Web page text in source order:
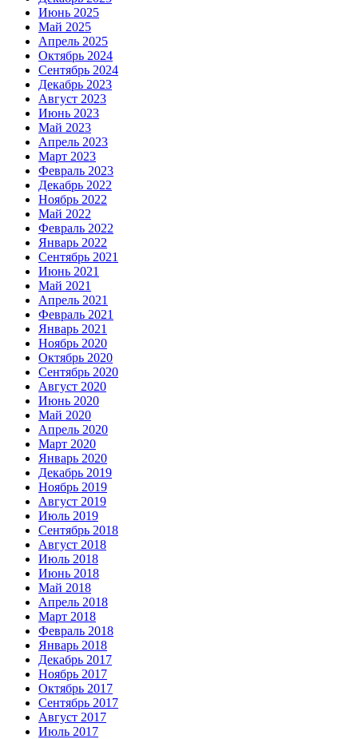
Июнь 2025
Май 2025
Апрель 2025
Октябрь 2024
Сентябрь 2024
Декабрь 2023
Август 2023
Июнь 2023
Май 2023
Апрель 2023
Март 2023
Февраль 2023
Декабрь 2022
Ноябрь 2022
Май 2022
Февраль 2022
Январь 2022
Сентябрь 2021
Июнь 2021
Май 2021
Апрель 2021
Февраль 2021
Январь 2021
Ноябрь 2020
Октябрь 2020
Сентябрь 2020
Август 2020
Июнь 2020
Май 2020
Апрель 2020
Март 2020
Январь 2020
Декабрь 2019
Ноябрь 2019
Август 2019
Июль 2019
Сентябрь 2018
Август 2018
Июль 2018
Июнь 2018
Май 2018
Апрель 2018
Март 2018
Февраль 2018
Январь 2018
Декабрь 2017
Ноябрь 2017
Октябрь 2017
Сентябрь 2017
Август 2017
Июль 2017